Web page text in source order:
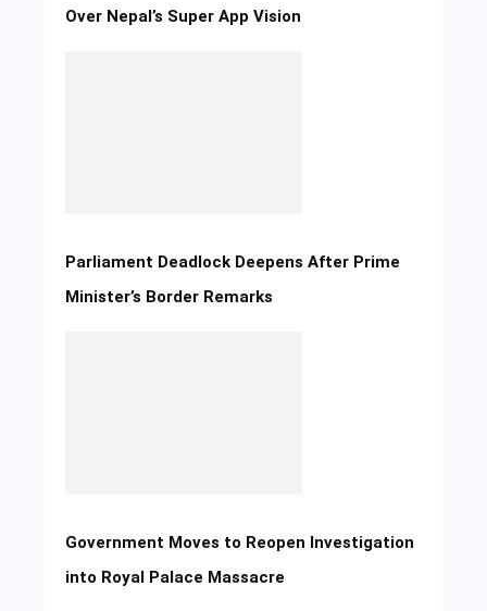
Over Nepal’s Super App Vision
Parliament Deadlock Deepens After Prime
Minister’s Border Remarks
Government Moves to Reopen Investigation
into Royal Palace Massacre